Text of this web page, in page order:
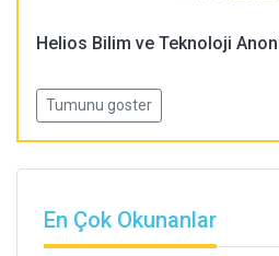
Helios Bilim ve Teknoloji
Tumunu goster
En Çok Okunanlar